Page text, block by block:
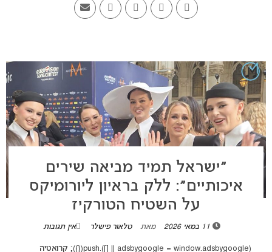
״ישראל תמיד מביאה שירים
איכותיים״: ללק בראיון ליורומיקס
על השטיח הטורקיז
11 במאי 2026 מאת טלאור פישלר אין תגובות
(adsbygoogle = window.adsbygoogle || []).push({}); קרואטיה